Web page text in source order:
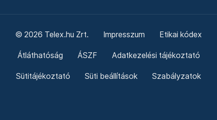
© 2026 Telex.hu Zrt. Impresszum Etikai kódex
Átláthatóság ÁSZF Adatkezelési tájékoztató
Sütitájékoztató Süti beállítások Szabályzatok